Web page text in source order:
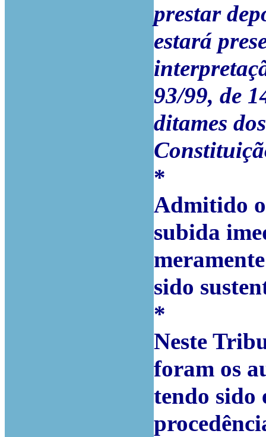
prestar
estará
93/99, de
ditames
*
Admitido
subida
sido
*
Neste
foram os
tendo sido